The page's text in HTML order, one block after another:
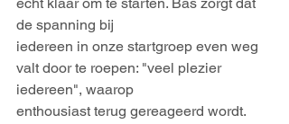
de spanning bij
iedereen in onze startgroep even weg
valt door te roepen: "veel plezier
iedereen", waarop
enthousiast terug gereageerd wordt.